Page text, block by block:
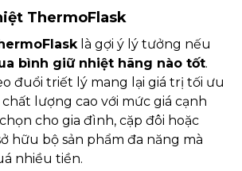
ThermoFlask
là gợi ý lý tưởng nếu
bình giữ nhiệt hãng nào tốt.
đuổi triết lý mang lại giá trị tối ưu
lượng cao với mức giá cạnh
cho gia đình, cặp đôi hoặc
hữu bộ sản phẩm đa năng mà
nhiều tiền.